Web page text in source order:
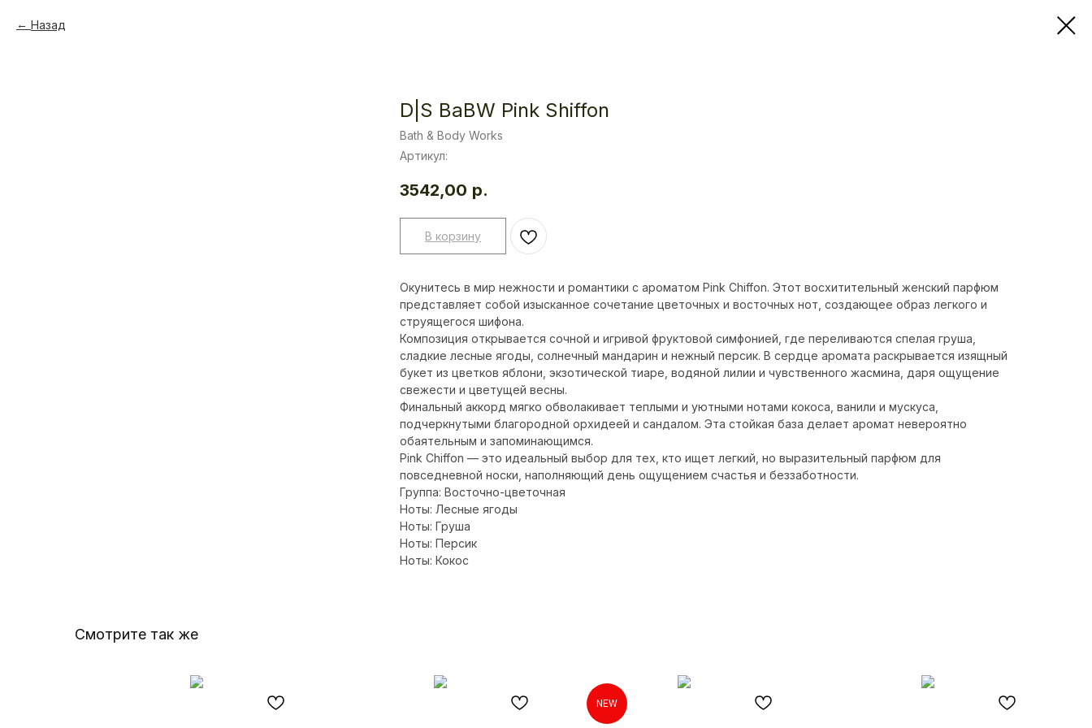
Назад
D|S BaBW Pink Shiffon
Bath & Body Works
Артикул:
3542,00 р.
В корзину
Окунитесь в мир нежности и романтики с ароматом Pink Chiffon. Этот восхитительный женский парфюм
представляет собой изысканное сочетание цветочных и восточных нот, создающее образ легкого и
струящегося шифона.
Композиция открывается сочной и игривой фруктовой симфонией, где переливаются спелая груша,
сладкие лесные ягоды, солнечный мандарин и нежный персик. В сердце аромата раскрывается изящный
букет из цветков яблони, экзотической тиаре, водяной лилии и чувственного жасмина, даря ощущение
свежести и цветущей весны.
Финальный аккорд мягко обволакивает теплыми и уютными нотами кокоса, ванили и мускуса,
подчеркнутыми благородной орхидеей и сандалом. Эта стойкая база делает аромат невероятно
обаятельным и запоминающимся.
Pink Chiffon — это идеальный выбор для тех, кто ищет легкий, но выразительный парфюм для
повседневной носки, наполняющий день ощущением счастья и беззаботности.
Группа: Восточно-цветочная
Ноты: Лесные ягоды
Ноты: Груша
Ноты: Персик
Ноты: Кокос
Смотрите так же
NEW